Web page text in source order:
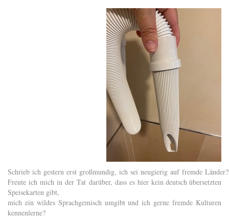
Schrieb ich gestern erst großmundig, ich sei neugierig auf fremde
Freute ich mich in der Tat darüber, dass es hier kein deutsch übersetzten
Speisekarten gibt,
mich ein wildes Sprachgemisch umgibt und ich gerne fremde Kulturen
kennenlerne?